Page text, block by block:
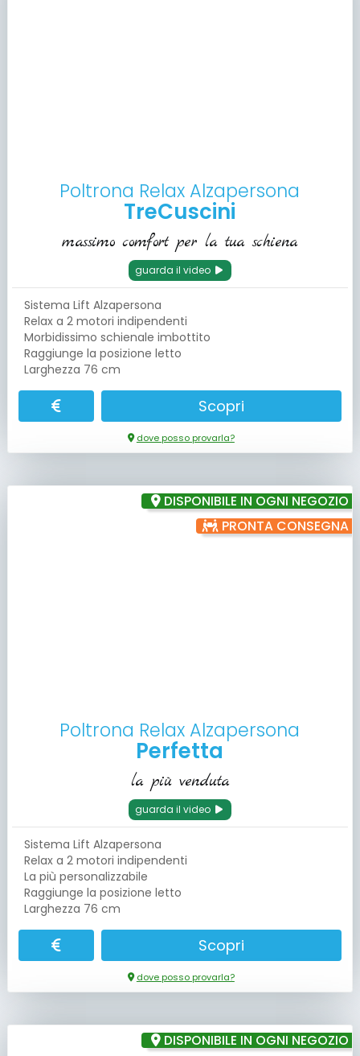
Poltrona Relax Alzapersona
TreCuscini
massimo comfort per la tua schiena
guarda il video
Sistema Lift Alzapersona
Relax a 2 motori indipendenti
Morbidissimo schienale imbottito
Raggiunge la posizione letto
Larghezza 76 cm
Scopri
dove posso provarla?
DISPONIBILE IN OGNI NEGOZIO
PRONTA CONSEGNA
Poltrona Relax Alzapersona
Perfetta
la più venduta
guarda il video
Sistema Lift Alzapersona
Relax a 2 motori indipendenti
La più personalizzabile
Raggiunge la posizione letto
Larghezza 76 cm
Scopri
dove posso provarla?
DISPONIBILE IN OGNI NEGOZIO